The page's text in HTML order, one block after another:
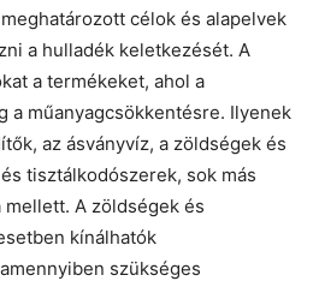
célok és alapelvek
a hulladék keletkezését. A
a termékeket, ahol a
a műanyagcsökkentésre. Ilyenek
az ásványvíz, a zöldségek és
tisztálkodószerek, sok más
A zöldségek és
kínálhatók
szükséges